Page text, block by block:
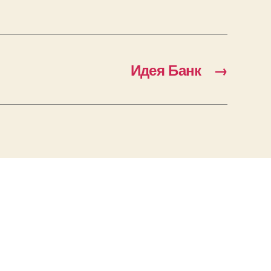
→
Идея Банк